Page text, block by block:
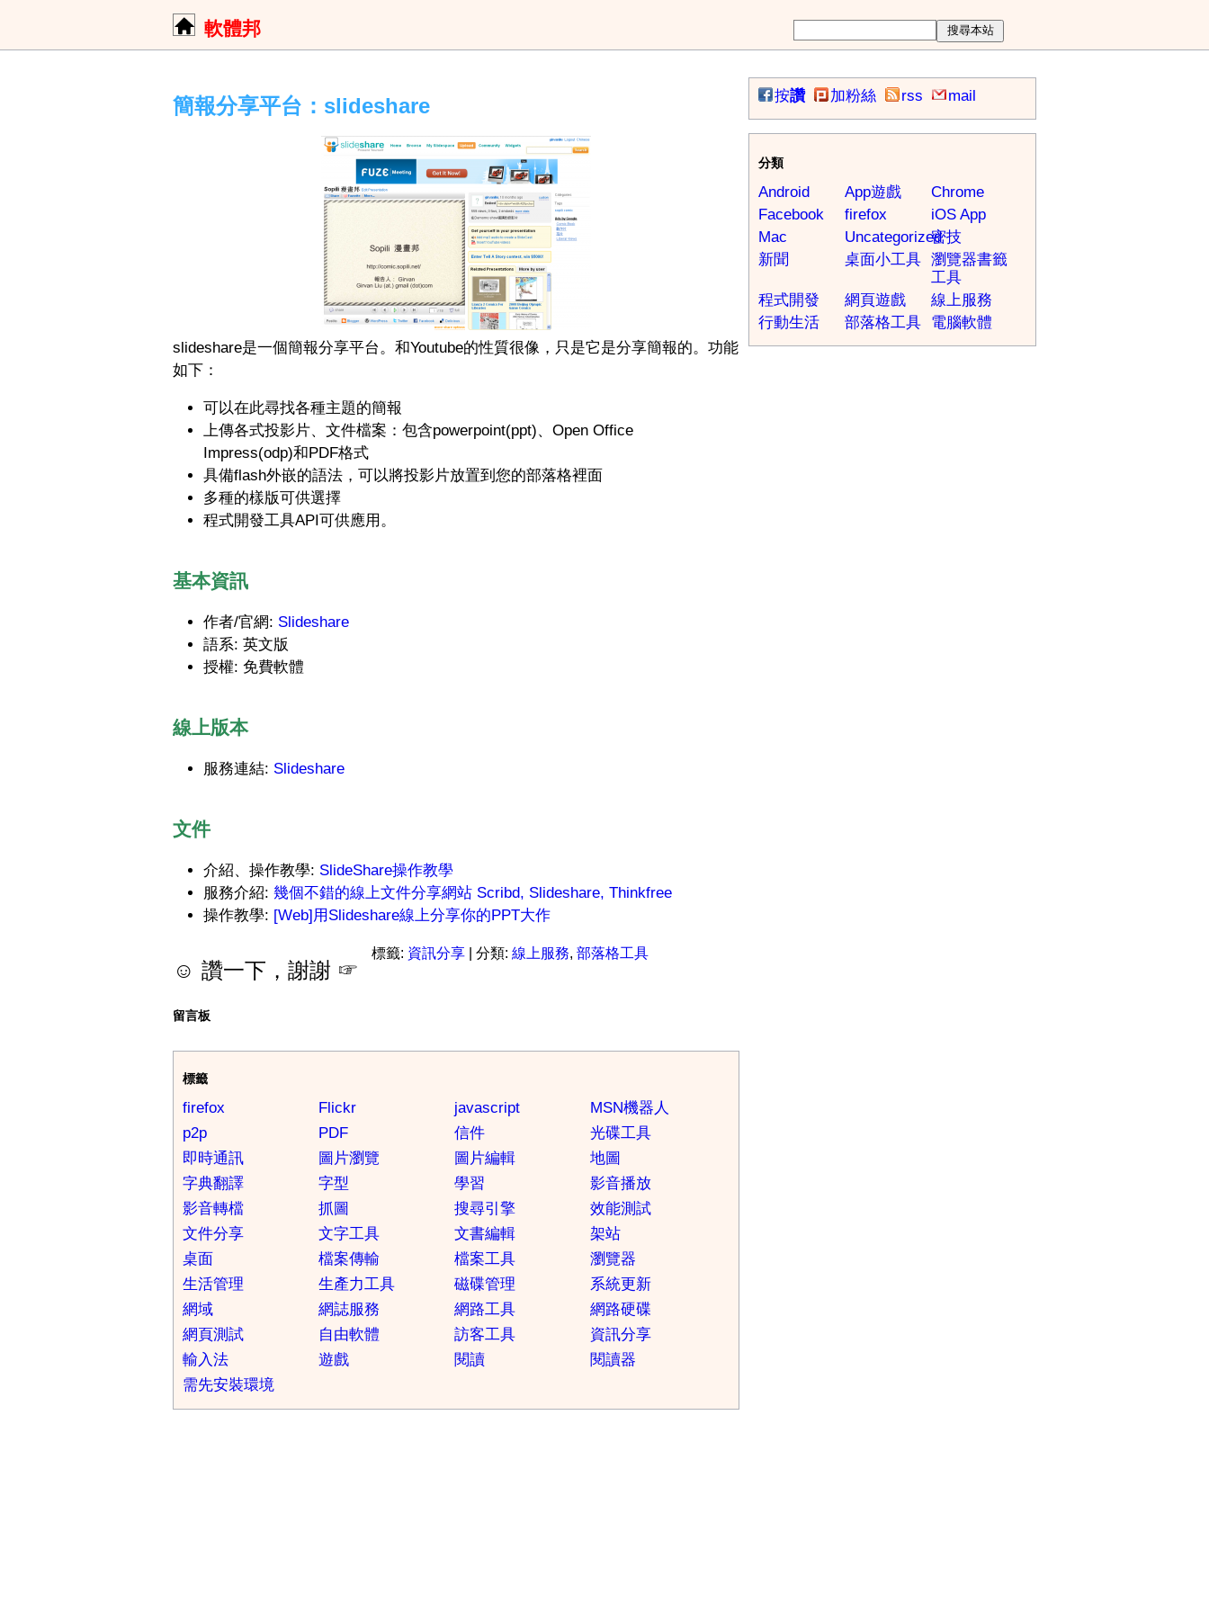
軟體邦
簡報分享平台：slideshare
slideshare是一個簡報分享平台。和Youtube的性質很像，只是它是分享簡報的。功能
如下：
可以在此尋找各種主題的簡報
上傳各式投影片、文件檔案：包含powerpoint(ppt)、Open Office
Impress(odp)和PDF格式
具備flash外嵌的語法，可以將投影片放置到您的部落格裡面
多種的樣版可供選擇
程式開發工具API可供應用。
基本資訊
作者/官網: Slideshare
語系: 英文版
授權: 免費軟體
線上版本
服務連結: Slideshare
文件
介紹、操作教學: SlideShare操作教學
服務介紹:幾個不錯的線上文件分享網站 Scribd, Slideshare, Thinkfree
操作教學: [Web]用Slideshare線上分享你的PPT大作
☺ 讚一下，謝謝 ☞
標籤: 資訊分享 | 分類: 線上服務, 部落格工具
留言板
標籤
firefox Flickr javascript
MSN機器人
p2p
PDF 信件
光碟工具
即時通訊
圖片瀏覽 圖片編輯
地圖
字典翻譯
字型 學習
影音播放
影音轉檔
抓圖 搜尋引擎
效能測試
文件分享
文字工具 文書編輯
架站
桌面
檔案傳輸 檔案工具
瀏覽器
生活管理
生產力工具 磁碟管理
系統更新
網域
網誌服務 網路工具
網路硬碟
網頁測試
自由軟體 訪客工具
資訊分享
輸入法
遊戲 閱讀
閱讀器
需先安裝環境
按讚 加粉絲 rss mail
分類
Android App遊戲
Chrome
Facebook
firefox
iOS App
Mac
Uncategorized密技
新聞
桌面小工具 瀏覽器書籤
工具
程式開發
網頁遊戲
線上服務
行動生活
部落格工具 電腦軟體